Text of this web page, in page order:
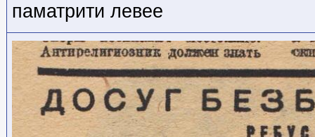
паматрити левее